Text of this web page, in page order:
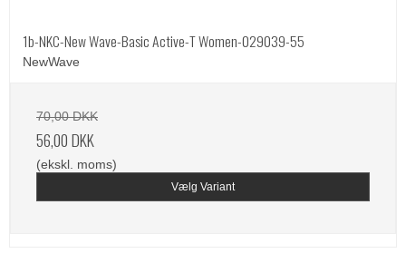
1b-NKC-New Wave-Basic Active-T Women-029039-55
NewWave
70,00 DKK
56,00 DKK
(ekskl. moms)
Vælg Variant